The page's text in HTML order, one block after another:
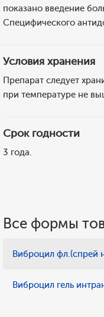
показано введение
Специфического
Условия хранения
Препарат следует
при температуре не
Срок годности
3 года.
Все формы
Виброцил фл.(спрей
Виброцил гель